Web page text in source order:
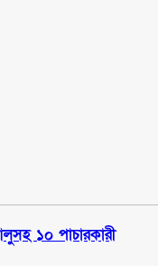
১০ পাচারকারী